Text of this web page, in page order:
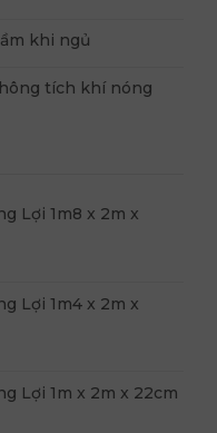
khi ngủ
tích khí nóng
Lợi 1m8 x 2m x
Lợi 1m4 x 2m x
Lợi 1m x 2m x 22cm